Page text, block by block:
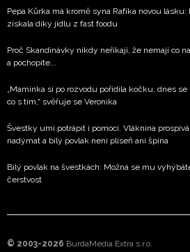
Pepa Kůrka má kromě syna Rafíka novou
získala díky jídlu z fast foodu
Proč Skandinávky nikdy neříkají, že nemají co
a pochopíte...
„Maminka si po rozvodu pořídila kočku, dnes
co s tím,“ svěřuje se Veronika
Švestky umí potrápit i pomoci. Vláknina
nadýmat a bílý povlak není plíseň ani špína
Bílý povlak na švestkách: Možná se mu
čerstvost
© 2003-2026 BurdaMedia Extra s.r.o.